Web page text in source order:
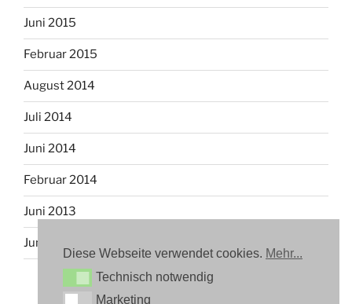
Juni 2015
Februar 2015
August 2014
Juli 2014
Juni 2014
Februar 2014
Juni 2013
Juni 2012
Diese Webseite verwendet cookies. Mehr...
Technisch notwendig
Technisch notwendig
MarketingMarketing